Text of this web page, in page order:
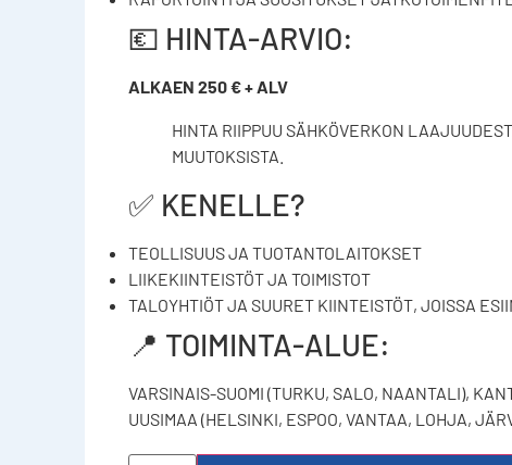
💶 HINTA-ARVIO:
ALKAEN 250 € + ALV
HINTA RIIPPUU SÄHKÖVERKON
MUUTOKSISTA.
✅ KENELLE?
TEOLLISUUS JA TUOTANTOLAITOKSET
LIIKEKIINTEISTÖT JA TOIMISTOT
TALOYHTIÖT JA SUURET KIINTEISTÖT, JOISSA
📍 TOIMINTA-ALUE:
VARSINAIS-SUOMI (TURKU, SALO, NAANTALI),
UUSIMAA (HELSINKI, ESPOO, VANTAA, LOHJA,